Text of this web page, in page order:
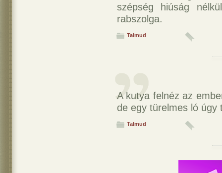
szépség hiúság
rabszolga.
Talmud
A kutya felnéz az
de egy türelmes ló úgy
Talmud